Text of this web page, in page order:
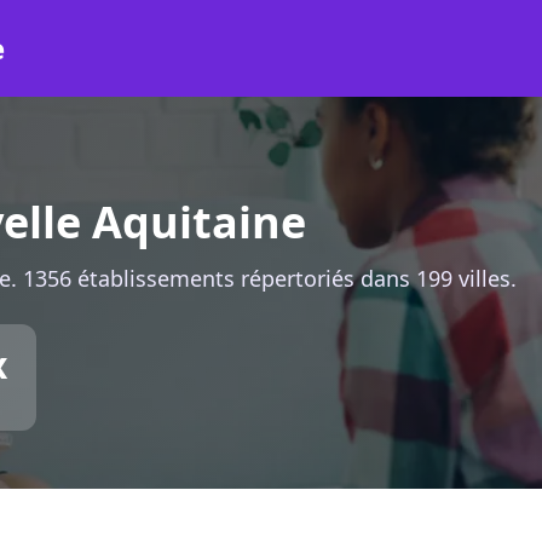
Aquitaine
1356 établissements répertoriés dans 199 villes.